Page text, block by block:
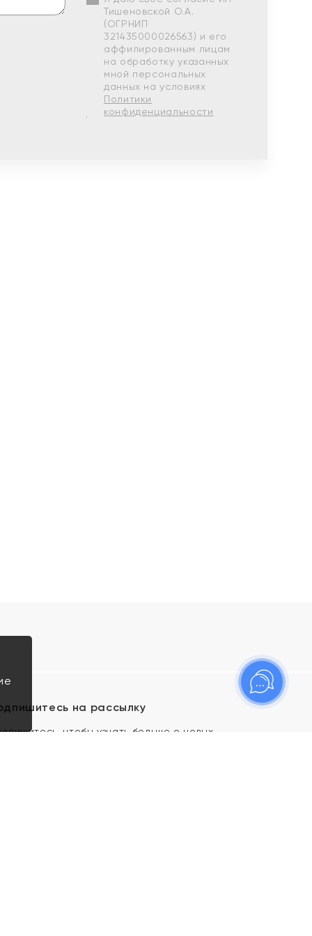
Тишеновской О.А.
(ОГРНИП
321435000026563) и его
аффилированным лицам
на обработку указанных
мной персональных
данных на условиях
Политики
конфиденциальности
на рассылку
чтобы узнать больше о новых